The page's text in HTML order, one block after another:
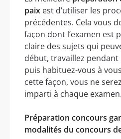
paix est d’utiliser les
précédentes. Cela vous
façon dont l’examen est
claire des sujets qui
début, travaillez
puis habituez-vous à
cette façon, vous ne
imparti à chaque examen.
Préparation concours
modalités du concours